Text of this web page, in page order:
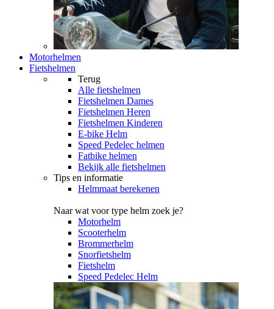
Motorhelmen
Fietshelmen
Terug
Alle fietshelmen
Fietshelmen Dames
Fietshelmen Heren
Fietshelmen Kinderen
E-bike Helm
Speed Pedelec helmen
Fatbike helmen
Bekijk alle fietshelmen
Tips en informatie
Helmmaat berekenen
Naar wat voor type helm zoek je?
Motorhelm
Scooterhelm
Brommerhelm
Snorfietshelm
Fietshelm
Speed Pedelec Helm